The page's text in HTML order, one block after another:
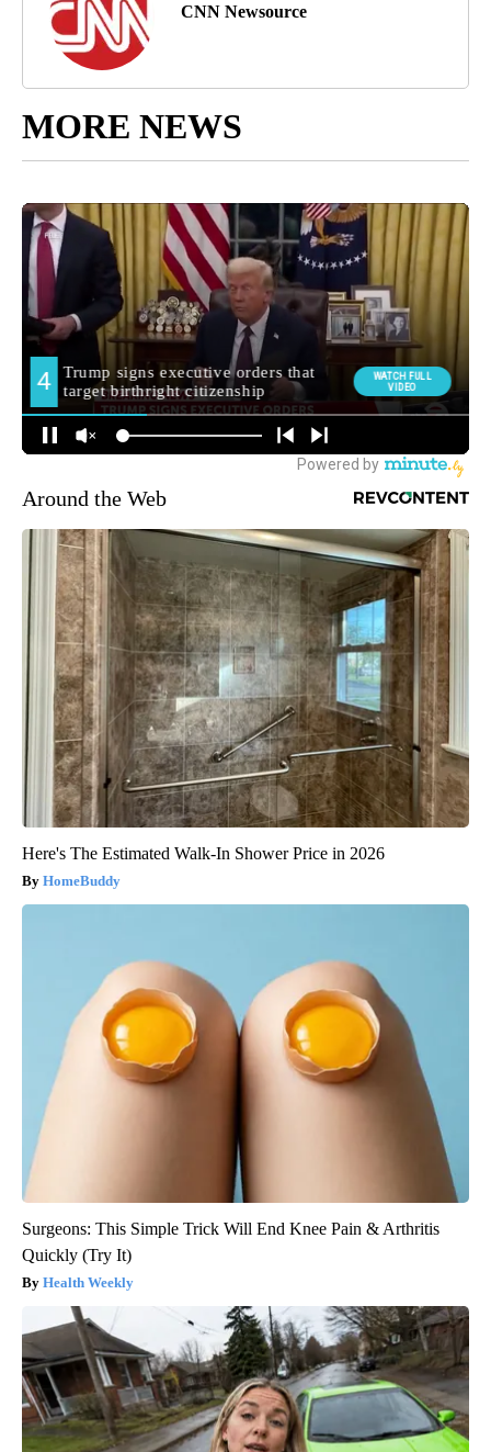
CNN Newsource
MORE NEWS
Around the Web
Here's The Estimated Walk-In Shower Price in 2026
HomeBuddy
Surgeons: This Simple Trick Will End Knee Pain & Arthritis
Quickly (Try It)
Health Weekly